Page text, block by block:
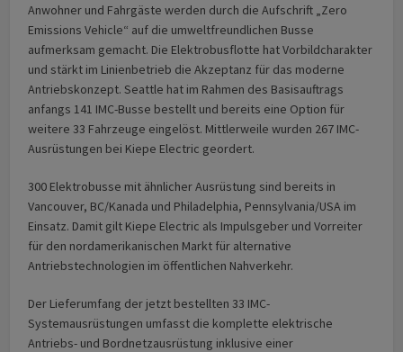
Anwohner und Fahrgäste werden durch die Aufschrift „Zero
Emissions Vehicle“ auf die umweltfreundlichen Busse
aufmerksam gemacht. Die Elektrobusflotte hat Vorbildcharakter
und stärkt im Linienbetrieb die Akzeptanz für das moderne
Antriebskonzept. Seattle hat im Rahmen des Basisauftrags
anfangs 141 IMC-Busse bestellt und bereits eine Option für
weitere 33 Fahrzeuge eingelöst. Mittlerweile wurden 267 IMC-
Ausrüstungen bei Kiepe Electric geordert.
300 Elektrobusse mit ähnlicher Ausrüstung sind bereits in
Vancouver, BC/Kanada und Philadelphia, Pennsylvania/USA im
Einsatz. Damit gilt Kiepe Electric als Impulsgeber und Vorreiter
für den nordamerikanischen Markt für alternative
Antriebstechnologien im öffentlichen Nahverkehr.
Der Lieferumfang der jetzt bestellten 33 IMC-
Systemausrüstungen umfasst die komplette elektrische
Antriebs- und Bordnetzausrüstung inklusive einer